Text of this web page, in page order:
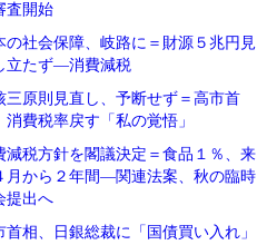
査開始
の社会保障、岐路に＝財源５兆円見
立たず―消費減税
三原則見直し、予断せず＝高市首
消費税率戻す「私の覚悟」
減税方針を閣議決定＝食品１％、来
月から２年間―関連法案、秋の臨時
提出へ
首相、日銀総裁に「国債買い入れ」